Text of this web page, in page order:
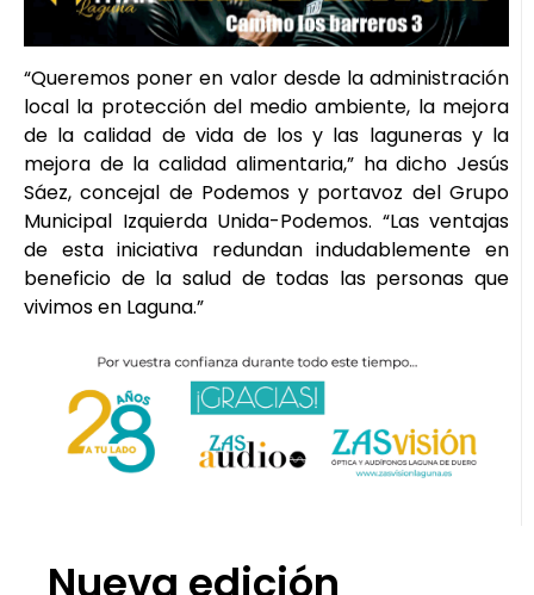
“Queremos poner en valor desde la administración
local la protección del medio ambiente, la mejora
de la calidad de vida de los y las laguneras y la
mejora de la calidad alimentaria,” ha dicho Jesús
Sáez, concejal de Podemos y portavoz del Grupo
Municipal Izquierda Unida-Podemos. “Las ventajas
de esta iniciativa redundan indudablemente en
beneficio de la salud de todas las personas que
vivimos en Laguna.”
Nueva edición